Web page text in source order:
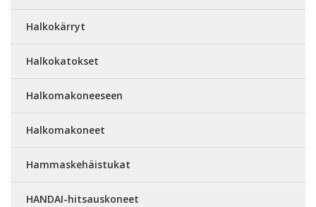
Halkokärryt
Halkokatokset
Halkomakoneeseen
Halkomakoneet
Hammaskehäistukat
HANDAI-hitsauskoneet